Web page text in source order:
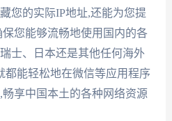
您的实际IP地址,还能为您提
您能够流畅地使用国内的各
士、日本还是其他任何海外
都能轻松地在微信等应用程序
享中国本土的各种网络资源